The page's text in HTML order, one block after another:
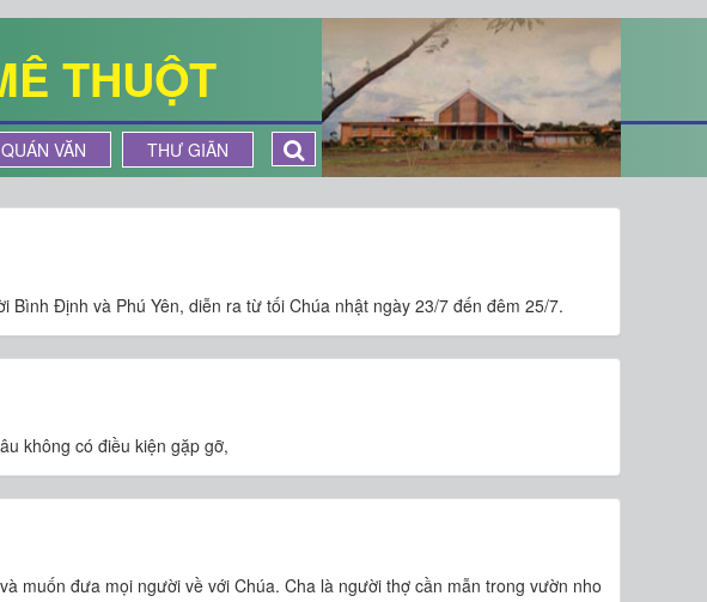
THUỘT
QUÁN VĂN THƯ GIÃN
Định và Phú Yên, diễn ra từ tối Chúa nhật ngày 23/7 đến đêm 25/7.
không có điều kiện gặp gỡ,
muốn đưa mọi người về với Chúa. Cha là người thợ cần mẫn trong vườn nho